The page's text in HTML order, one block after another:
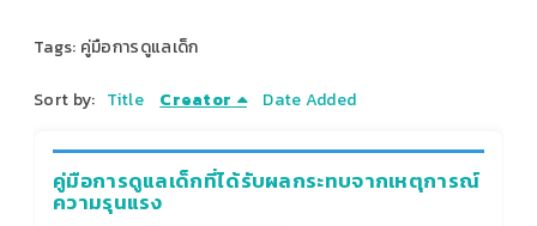
Tags: คู่มือการดูแลเด็ก
Sort by: Title Creator Date Added
คู่มือการดูแลเด็กที่ได้รับผลกระทบจากเหตุการณ์
ความรุนแรง